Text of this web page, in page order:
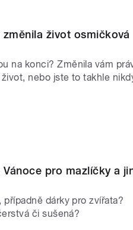
život osmičková
na konci? Změnila vám
nebo jste to takhle
pro mazlíčky a
dárky pro zvířata?
či sušená?